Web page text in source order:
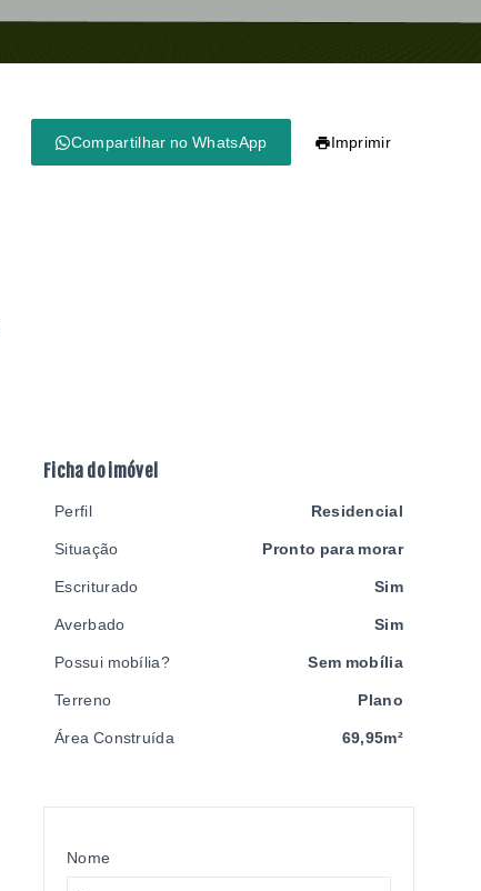
Compartilhar no WhatsApp Imprimir
Ficha do imóvel
Perfil Residencial
Situação Pronto para morar
Escriturado Sim
Averbado Sim
Possui mobília? Sem mobília
Terreno Plano
Área Construída 69,95m²
Nome